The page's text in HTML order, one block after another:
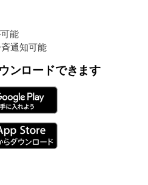
能
通知可能
ンロードできます